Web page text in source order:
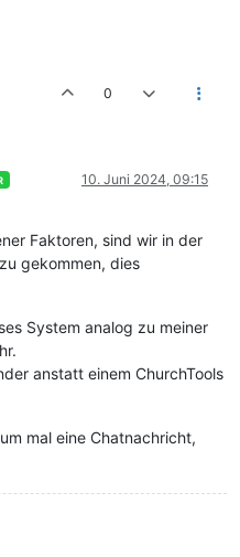
0
10. Juni 2024, 09:15
Faktoren, sind wir in der
gekommen, dies
System analog zu meiner
anstatt einem ChurchTools
mal eine Chatnachricht,